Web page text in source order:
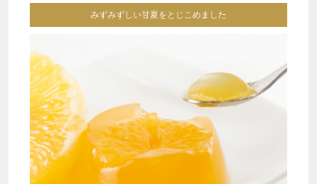
みずみずしい甘夏をとじこめました